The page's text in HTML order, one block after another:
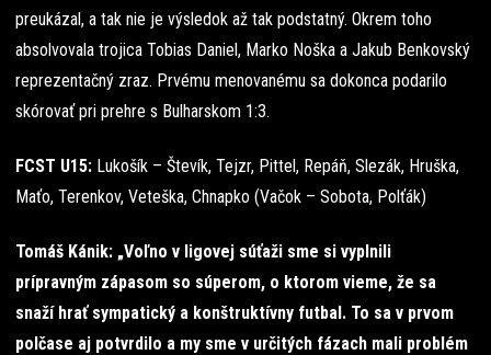
preukázal, a tak nie je výsledok až tak podstatný. Okrem toho
absolvovala trojica Tobias Daniel, Marko Noška a Jakub Benkovský
reprezentačný zraz. Prvému menovanému sa dokonca podarilo
skórovať pri prehre s Bulharskom 1:3.
FCST U15: Lukošík – Števík, Tejzr, Pittel, Repáň, Slezák, Hruška,
Maťo, Terenkov, Veteška, Chnapko (Vačok – Sobota, Polťák)
Tomáš Kánik: „Voľno v ligovej súťaži sme si vyplnili
prípravným zápasom so súperom, o ktorom vieme, že sa
snaží hrať sympatický a konštruktívny futbal. To sa v prvom
polčase aj potvrdilo a my sme v určitých fázach mali problém